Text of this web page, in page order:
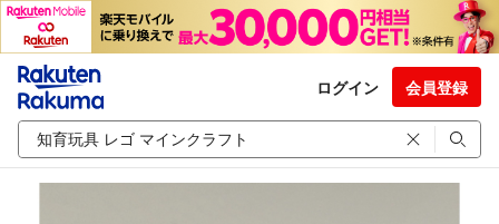
ログイン 会員登録